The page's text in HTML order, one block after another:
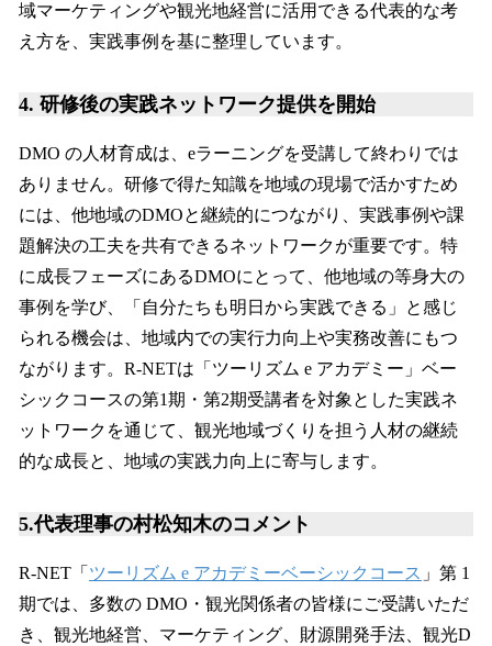
域マーケティングや観光地経営に活用できる代表的な考
え方を、実践事例を基に整理しています。
4. 研修後の実践ネットワーク提供を開始
DMO の人材育成は、eラーニングを受講して終わりでは
ありません。研修で得た知識を地域の現場で活かすため
には、他地域のDMOと継続的につながり、実践事例や課
題解決の工夫を共有できるネットワークが重要です。特
に成長フェーズにあるDMOにとって、他地域の等身大の
事例を学び、「自分たちも明日から実践できる」と感じ
られる機会は、地域内での実行力向上や実務改善にもつ
ながります。R-NETは「ツーリズム e アカデミー」ベー
シックコースの第1期・第2期受講者を対象とした実践ネ
ットワークを通じて、観光地域づくりを担う人材の継続
的な成長と、地域の実践力向上に寄与します。
5.代表理事の村松知木のコメント
R-NET「 ツーリズム e アカデミーベーシックコース 」第 1
期では、多数の DMO・観光関係者の皆様にご受講いただ
き、観光地経営、マーケティング、財源開発手法、観光D